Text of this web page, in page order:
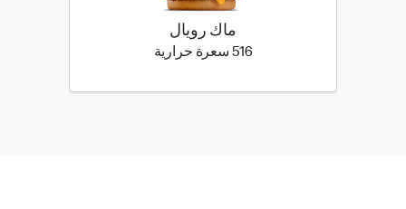
ماك رويال
516 سعرة حرارية